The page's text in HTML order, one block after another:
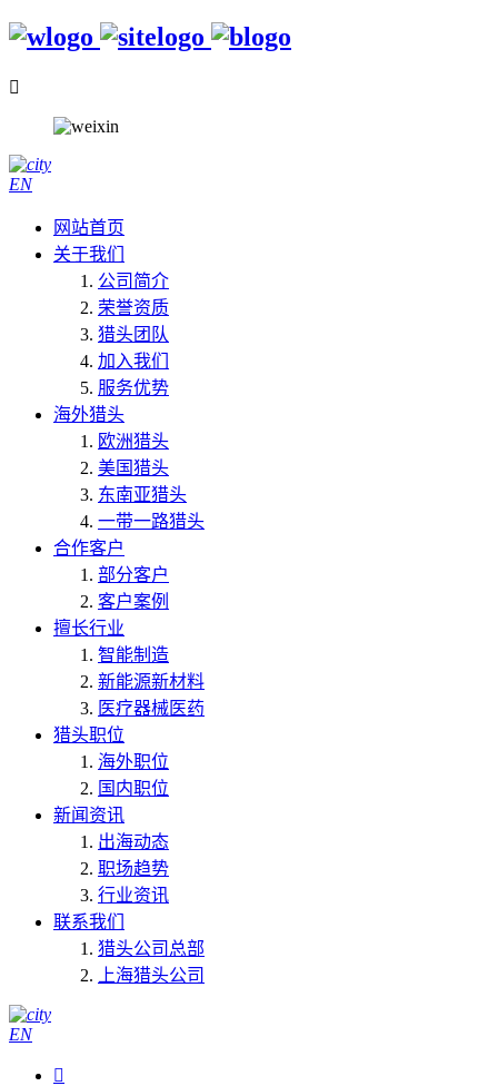

EN
网站首页
关于我们
公司简介
荣誉资质
猎头团队
加入我们
服务优势
海外猎头
欧洲猎头
美国猎头
东南亚猎头
一带一路猎头
合作客户
部分客户
客户案例
擅长行业
智能制造
新能源新材料
医疗器械医药
猎头职位
海外职位
国内职位
新闻资讯
出海动态
职场趋势
行业资讯
联系我们
猎头公司总部
上海猎头公司
EN
